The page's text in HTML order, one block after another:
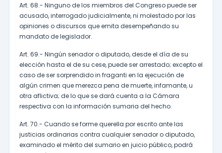
Art. 68.- Ninguno de los miembros del Congreso puede ser
acusado, interrogado judicialmente, ni molestado por las
opiniones o discursos que emita desempeñando su
mandato de legislador.
Art. 69.- Ningún senador o diputado, desde el día de su
elección hasta el de su cese, puede ser arrestado; excepto el
caso de ser sorprendido in fraganti en la ejecución de
algún crimen que merezca pena de muerte, infamante, u
otra aflictiva; de lo que se dará cuenta a la Cámara
respectiva con la información sumaria del hecho.
Art. 70.- Cuando se forme querella por escrito ante las
justicias ordinarias contra cualquier senador o diputado,
examinado el mérito del sumario en juicio público, podrá